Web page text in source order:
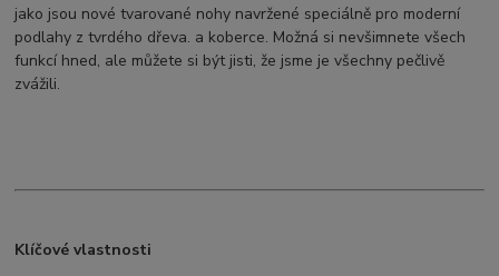
jako jsou nové tvarované nohy navržené speciálně pro moderní
podlahy z tvrdého dřeva. a koberce. Možná si nevšimnete všech
funkcí hned, ale můžete si být jisti, že jsme je všechny pečlivě
zvážili.
Klíčové vlastnosti